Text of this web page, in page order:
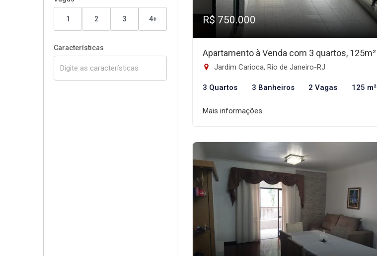
1 2 3 4+
Características
R$ 750.000
Apartamento à Venda com 3 quartos, 125m²
Jardim Carioca, Rio de Janeiro-RJ
3 Quartos 3 Banheiros 2 Vagas 125 m²
Mais informações